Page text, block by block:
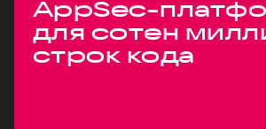
AppSec-
для сотен
строк кода